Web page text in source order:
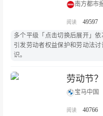
南方都市
49597
多个平级「点击切换后展开」依
引发劳动者权益保护和劳动法
识。
劳动节
宝马中国
40766